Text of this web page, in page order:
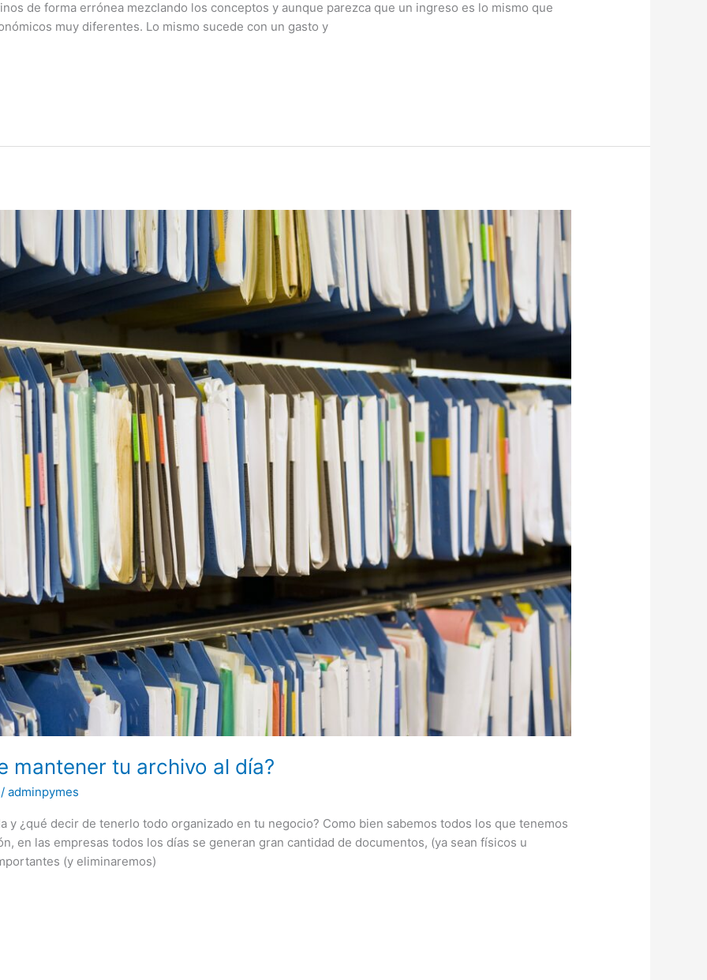
de forma errónea mezclando los conceptos y aunque parezca que un ingreso es lo mismo que
muy diferentes. Lo mismo sucede con un gasto y
mantener tu archivo al día?
/adminpymes
y ¿qué decir de tenerlo todo organizado en tu negocio? Como bien sabemos todos los que tenemos
en las empresas todos los días se generan gran cantidad de documentos, (ya sean físicos u
(y eliminaremos)